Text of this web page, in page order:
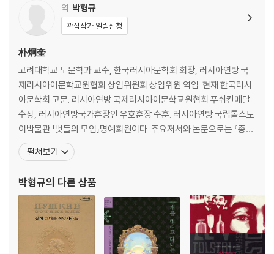
역 박형규
관심작가 알림신청
朴炯奎
고려대학교 노문학과 교수, 한국러시아문학회 회장, 러시아연방 국
제러시아어문학교원협회 상임위원회 상임위원 역임. 현재 한국러시
아문학회 고문. 러시아연방 국제러시아어문학교원협회 푸쉬킨메달
수상, 러시아연방국가훈장인 우호훈장 수훈. 러시아연방 국립톨스토
이박물관 「벗들의 모임」명예회원이다. 주요저서와 논문으로는 『종합
러시아어』Ⅰ문법편, Ⅱ작문편, Ⅲ회화편(공편저), 『러시아문학의 세
계』, 『한러사전(책임편집)』, 『러시아문학의 이해(공저)』, 「러시아상
의 소련문학」, 「문학과 이념」, 「톨스토이론」, 「톨스토이
펼쳐보기
박형규의 다른 상품